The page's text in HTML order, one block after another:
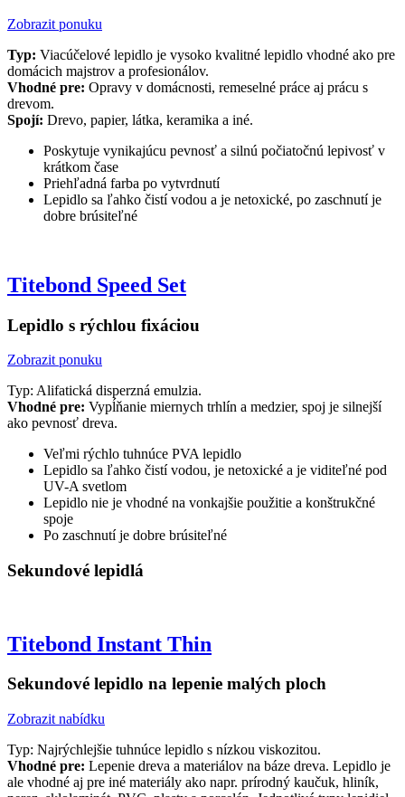
Zobrazit ponuku
Typ: Viacúčelové lepidlo je vysoko kvalitné lepidlo vhodné ako pre
domácich majstrov a profesionálov.
Vhodné pre: Opravy v domácnosti, remeselné práce aj prácu s
drevom.
Spojí: Drevo, papier, látka, keramika a iné.
Poskytuje vynikajúcu pevnosť a silnú počiatočnú lepivosť v
krátkom čase
Priehľadná farba po vytvrdnutí
Lepidlo sa ľahko čistí vodou a je netoxické, po zaschnutí je
dobre brúsiteľné
Titebond Speed Set
Lepidlo s rýchlou fixáciou
Zobrazit ponuku
Typ: Alifatická disperzná emulzia.
Vhodné pre: Vypĺňanie miernych trhlín a medzier, spoj je silnejší
ako pevnosť dreva.
Veľmi rýchlo tuhnúce PVA lepidlo
Lepidlo sa ľahko čistí vodou, je netoxické a je viditeľné pod
UV-A svetlom
Lepidlo nie je vhodné na vonkajšie použitie a konštrukčné
spoje
Po zaschnutí je dobre brúsiteľné
Sekundové lepidlá
Titebond Instant Thin
Sekundové lepidlo na lepenie malých ploch
Zobrazit nabídku
Typ: Najrýchlejšie tuhnúce lepidlo s nízkou viskozitou.
Vhodné pre: Lepenie dreva a materiálov na báze dreva. Lepidlo je
ale vhodné aj pre iné materiály ako napr. prírodný kaučuk, hliník,